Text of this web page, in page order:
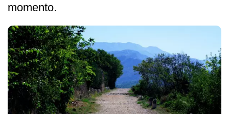
momento.